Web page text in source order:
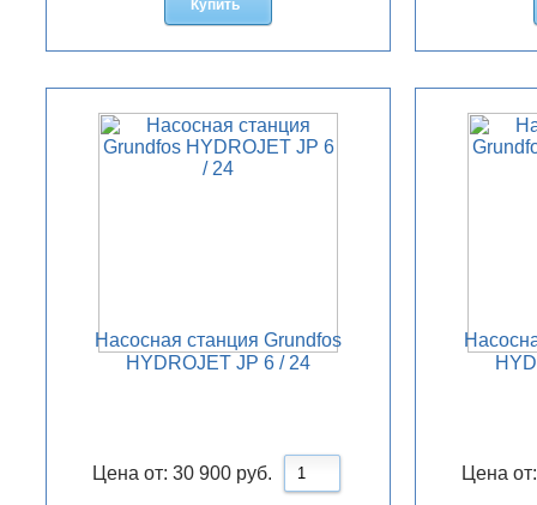
Купить
Насосная станция Grundfos
HYDROJET JP 6 / 24
Цена от: 30 900 руб. Цена